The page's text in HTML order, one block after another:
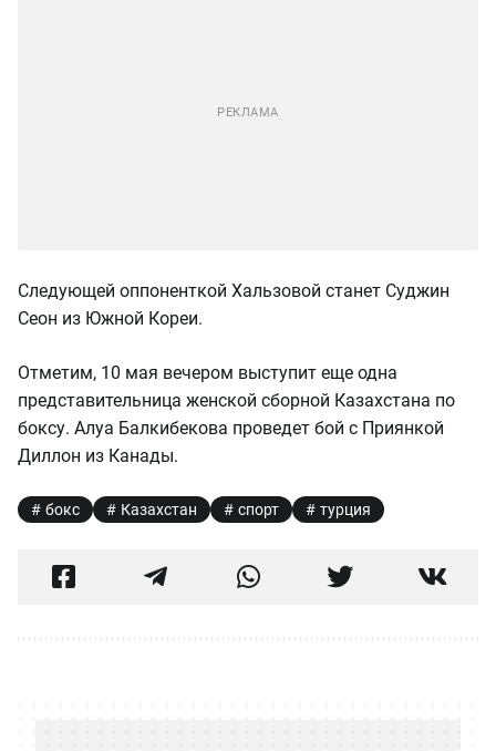
Следующей оппоненткой Хальзовой станет Суджин
Сеон из Южной Кореи.
Отметим, 10 мая вечером выступит еще одна
представительница женской сборной Казахстана по
боксу. Алуа Балкибекова проведет бой с Приянкой
Диллон из Канады.
бокс Казахстан спорт турция